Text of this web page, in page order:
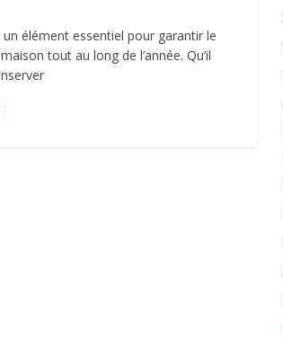
un élément essentiel pour garantir le
tout au long de l’année. Qu’il